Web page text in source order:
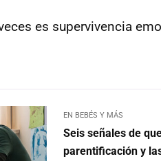
es supervivencia
EN BEBÉS Y MÁS
Seis señales de
parentificación y